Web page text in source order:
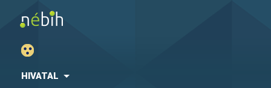
HIVATAL